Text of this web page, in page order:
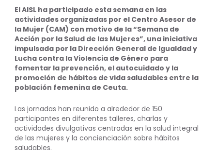
El AISL ha participado esta semana en las
actividades organizadas por el Centro Asesor de
la Mujer (CAM) con motivo de la “Semana de
Acción por la Salud de las Mujeres”, una iniciativa
impulsada por la Dirección General de Igualdad y
Lucha contra la Violencia de Género para
fomentar la prevención, el autocuidado y la
promoción de hábitos de vida saludables entre la
población femenina de Ceuta.
Las jornadas han reunido a alrededor de 150
participantes en diferentes talleres, charlas y
actividades divulgativas centradas en la salud integral
de las mujeres y la concienciación sobre hábitos
saludables.